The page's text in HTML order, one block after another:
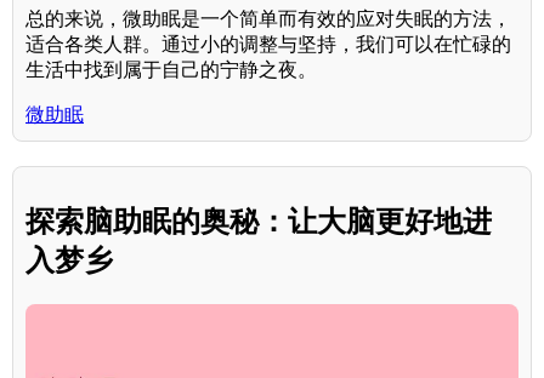
总的来说，微助眠是一个简单而有效的应对失眠的方法，
适合各类人群。通过小的调整与坚持，我们可以在忙碌的
生活中找到属于自己的宁静之夜。
微助眠
探索脑助眠的奥秘：让大脑更好地进
入梦乡